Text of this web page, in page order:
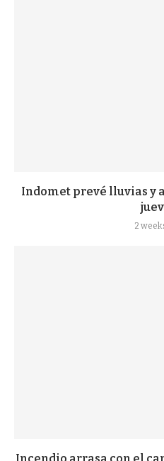
Indomet prevé lluvias y
2